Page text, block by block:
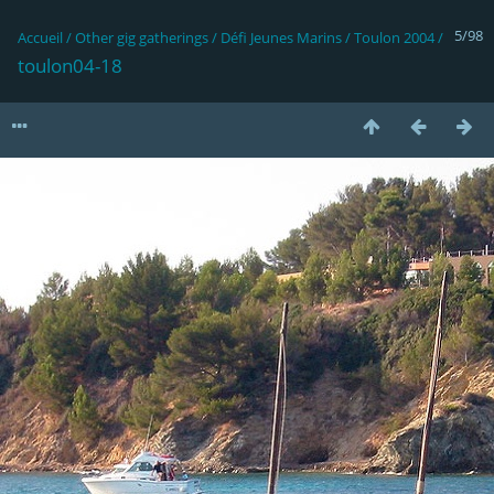
5/98
Accueil / Other gig gatherings/ Défi Jeunes Marins/Toulon 2004/
toulon04-18